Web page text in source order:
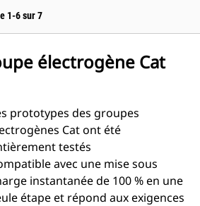
1-6 sur 7
électrogène Cat
prototypes des groupes
Cat ont été
testés
avec une mise sous
instantanée de 100 % en une
étape et répond aux exigences